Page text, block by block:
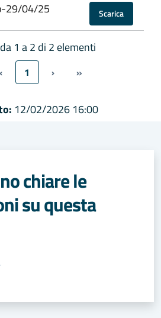
29/04/25 Scarica
1 a 2 di 2 elementi
‹ 1 › »
12/02/2026 16:00
chiare le
su questa
da 1 a 5 stelle